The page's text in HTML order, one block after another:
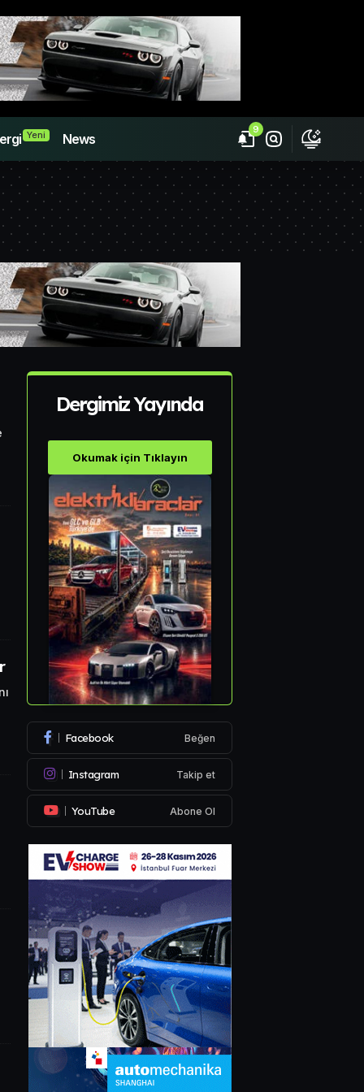
Yeni News
9
Dergimiz Yayında
Okumak için Tıklayın
Facebook Beğen
Instagram Takip et
YouTube Abone Ol